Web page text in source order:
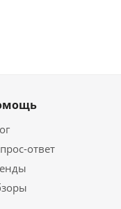
ответ